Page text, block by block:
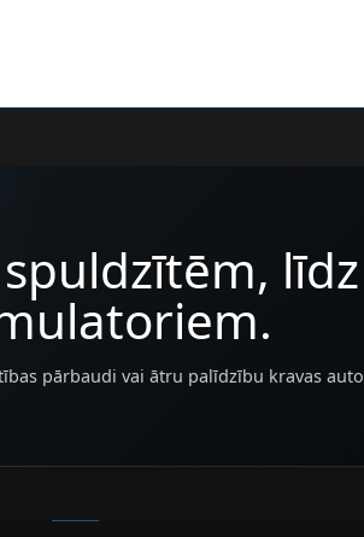
līdz
pārbaudi vai ātru palīdzību kravas auto